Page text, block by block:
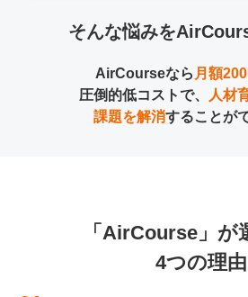
そんな悩みを
AirCourseなら 月額200
圧倒的低コストで、
人材
課題を解消することが
「AirCourse」が
4つの理由